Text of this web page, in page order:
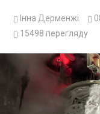
Інна Дерменжі
15498 перегляду